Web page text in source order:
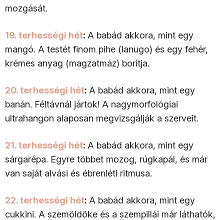
mozgását.
19. terhességi hét: A babád akkora, mint egy
mangó. A testét finom pihe (lanugo) és egy fehér,
krémes anyag (magzatmáz) borítja.
20. terhességi hét: A babád akkora, mint egy
banán. Féltávnál jártok! A nagymorfológiai
ultrahangon alaposan megvizsgálják a szerveit.
21. terhességi hét: A babád akkora, mint egy
sárgarépa. Egyre többet mozog, rúgkapál, és már
van saját alvási és ébrenléti ritmusa.
22. terhességi hét: A babád akkora, mint egy
cukkini. A szemöldöke és a szempillái már láthatók,